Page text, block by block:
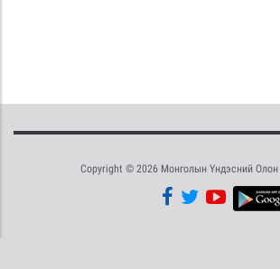
Copyright © 2026 Монголын Үндэсний Олон